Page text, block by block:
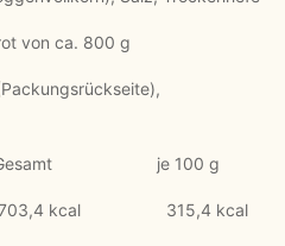
von ca. 800 g
Gesamt je 100 g
315,4 kcal